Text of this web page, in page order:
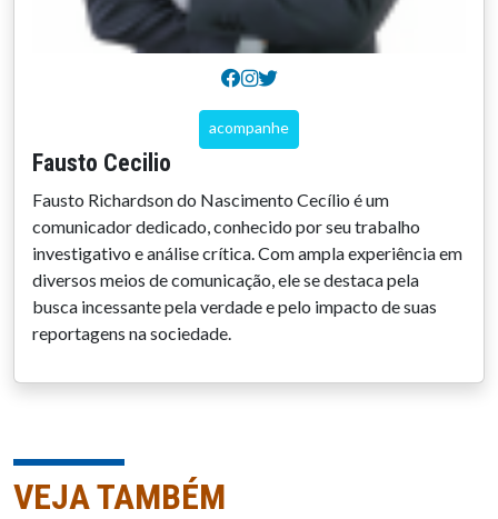
acompanhe
Fausto Cecilio
Fausto Richardson do Nascimento Cecílio é um
comunicador dedicado, conhecido por seu trabalho
investigativo e análise crítica. Com ampla experiência em
diversos meios de comunicação, ele se destaca pela
busca incessante pela verdade e pelo impacto de suas
reportagens na sociedade.
VEJA TAMBÉM